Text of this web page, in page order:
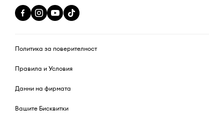
Политика за поверителност
Правила и Условия
Данни на фирмата
Вашите Бисквитки